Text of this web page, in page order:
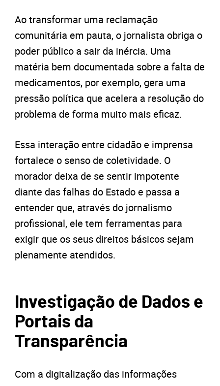
Ao transformar uma reclamação
comunitária em pauta, o jornalista obriga o
poder público a sair da inércia. Uma
matéria bem documentada sobre a falta de
medicamentos, por exemplo, gera uma
pressão política que acelera a resolução do
problema de forma muito mais eficaz.
Essa interação entre cidadão e imprensa
fortalece o senso de coletividade. O
morador deixa de se sentir impotente
diante das falhas do Estado e passa a
entender que, através do jornalismo
profissional, ele tem ferramentas para
exigir que os seus direitos básicos sejam
plenamente atendidos.
Investigação de Dados e
Portais da
Transparência
Com a digitalização das informações